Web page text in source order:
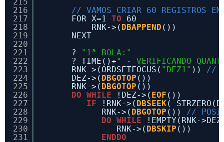
216
217
218
219
220
221
222
223
224
225
226
227
228
229
230
231
// VAMOS CRIAR 60 REGISTROS EM
FOR X=1 TO
60
RNK->( DBAPPEND ())
NEXT
?
"1ª BOLA:"
? TIME()+" - VERIFICANDO
RNK->(ORDSETFOCUS( "DEZ1" )) //
DEZ->( DBGOTOP ())
RNK->( DBGOTOP ())
DO WHILE !DEZ->( EOF ())
IF
!RNK->( DBSEEK(
RNK->( DBGOTOP ()) //
DO WHILE
!EMPTY(RNK-
RNK->( DBSKIP ())
ENDDO